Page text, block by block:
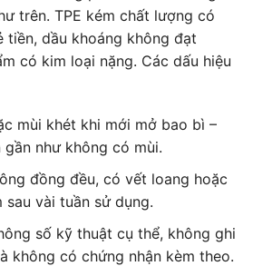
trên. TPE kém chất lượng có
tiền, dầu khoáng không đạt
có kim loại nặng. Các dấu hiệu
mùi khét khi mới mở bao bì –
gần như không có mùi.
đồng đều, có vết loang hoặc
vài tuần sử dụng.
số kỹ thuật cụ thể, không ghi
không có chứng nhận kèm theo.